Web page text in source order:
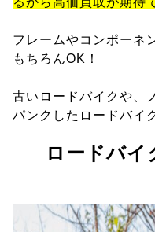
フレームやコンポーネ
もちろんOK！
古いロードバイクや、
パンクしたロードバイ
ロードバイ